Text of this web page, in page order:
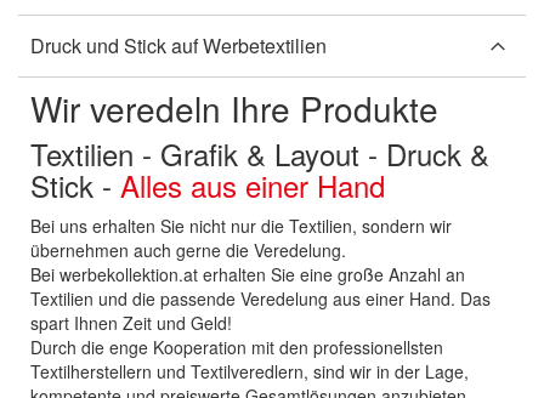
Druck und Stick auf Werbetextilien
Wir veredeln Ihre Produkte
Textilien - Grafik & Layout - Druck &
Stick - Alles aus einer Hand
Bei uns erhalten Sie nicht nur die Textilien, sondern wir
übernehmen auch gerne die Veredelung.
Bei werbekollektion.at erhalten Sie eine große Anzahl an
Textilien und die passende Veredelung aus einer Hand. Das
spart Ihnen Zeit und Geld!
Durch die enge Kooperation mit den professionellsten
Textilherstellern und Textilveredlern, sind wir in der Lage,